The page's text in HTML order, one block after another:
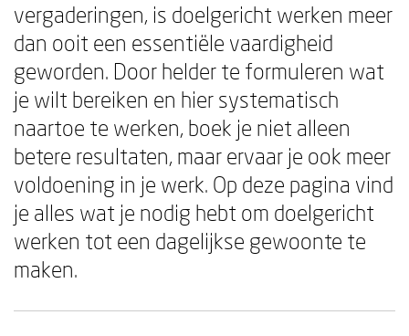
vergaderingen, is doelgericht werken meer
dan ooit een essentiële vaardigheid
geworden. Door helder te formuleren wat
je wilt bereiken en hier systematisch
naartoe te werken, boek je niet alleen
betere resultaten, maar ervaar je ook meer
voldoening in je werk. Op deze pagina vind
je alles wat je nodig hebt om doelgericht
werken tot een dagelijkse gewoonte te
maken.